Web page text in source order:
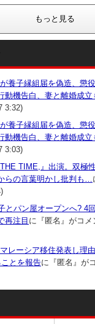
もっと見る
養子縁組届を偽造、懲
動機告白、妻と離婚成立
3:32)
養子縁組届を偽造、懲
動機告白、妻と離婚成立
3:03)
TIME,』出演。双極
らの言葉明かし批判も…
とパン屋オープンへ? 4
再注目 に『匿名』がコ
レーシア移住発表し理
とを報告に『匿名』が